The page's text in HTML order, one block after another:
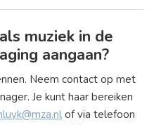
muziek in de
aangaan?
Neem contact op met
Je kunt haar bereiken
of via telefoon